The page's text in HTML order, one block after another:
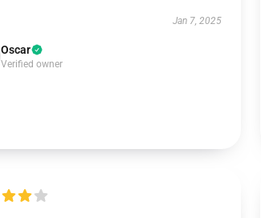
Jan 7, 2025
Oscar
Verified owner